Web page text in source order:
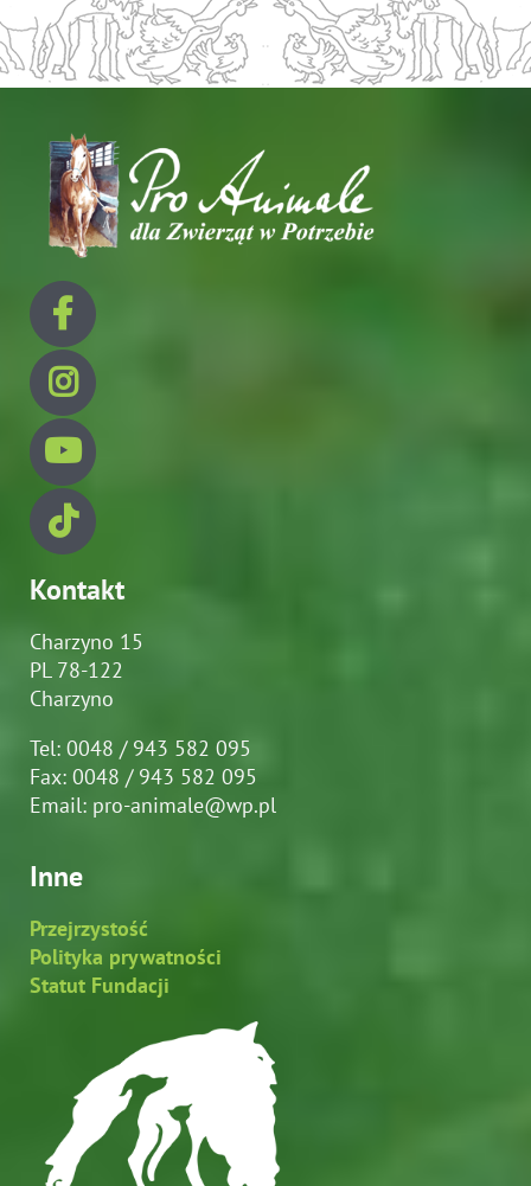
Kontakt
Charzyno 15
PL 78-122
Charzyno
Tel: 0048 / 943 582 095
Fax: 0048 / 943 582 095
Email: pro-animale@wp.pl
Inne
Przejrzystość
Polityka prywatności
Statut Fundacji